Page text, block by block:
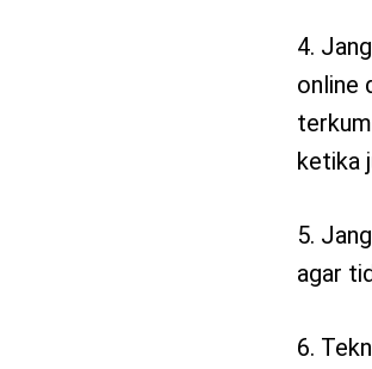
4.
online
ketika
5.
agar
6.